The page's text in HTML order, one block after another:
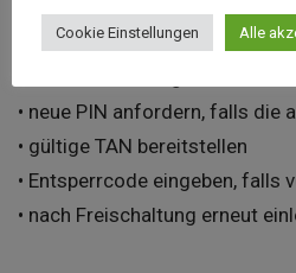
• Kontakt zur Sparkasse
• neue PIN anfordern, falls die
• gültige TAN bereitstellen
• Entsperrcode eingeben, falls
• nach Freischaltung erneut
Cookie Einstellungen Alle